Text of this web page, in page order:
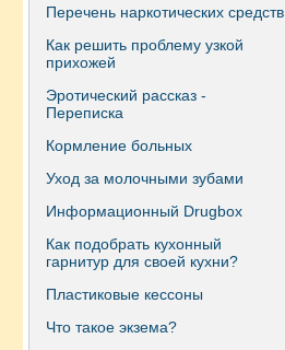
Перечень наркотических средств
Как решить проблему узкой
прихожей
Эротический рассказ -
Переписка
Кормление больных
Уход за молочными зубами
Информационный Drugbox
Как подобрать кухонный
гарнитур для своей кухни?
Пластиковые кессоны
Что такое экзема?